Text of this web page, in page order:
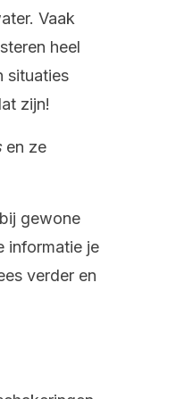
Vaak
heel
situaties
zijn!
en ze
gewone
informatie je
verder en